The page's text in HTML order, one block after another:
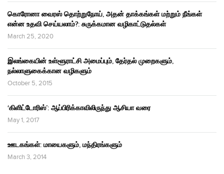
கொரோனா வைரஸ் தொற்றுநோய், அதன் தாக்கங்கள் மற்றும் நீங்கள்
என்ன உதவி செய்யலாம்?: சுருக்கமான வழிகாட்டுதல்கள்
March 25, 2020
இலங்கையின் உள்ளூராட்சி அமைப்பும், தேர்தல் முறைகளும்,
நல்லாளுகைக்கான வழிகளும்
October 5, 2015
‘கிளிட்டோரிஸ்’: ஆப்பிரிக்காவிலிருந்து ஆசியா வரை
May 1, 2017
ஊடகங்கள்: மாயைகளும், மந்திரங்களும்
March 3, 2014